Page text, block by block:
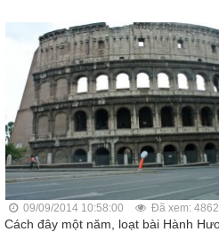
09/09/2014 10:58:00 Đã xem: 4862
Cách đây một năm, loạt bài Hành